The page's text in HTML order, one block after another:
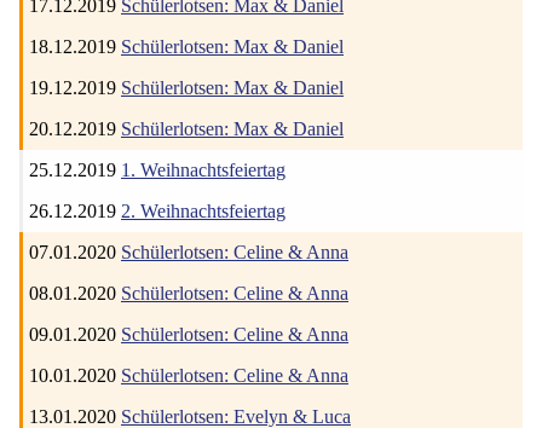
17.12.2019 Schülerlotsen: Max & Daniel
18.12.2019 Schülerlotsen: Max & Daniel
19.12.2019 Schülerlotsen: Max & Daniel
20.12.2019 Schülerlotsen: Max & Daniel
25.12.2019 1. Weihnachtsfeiertag
26.12.2019 2. Weihnachtsfeiertag
07.01.2020 Schülerlotsen: Celine & Anna
08.01.2020 Schülerlotsen: Celine & Anna
09.01.2020 Schülerlotsen: Celine & Anna
10.01.2020 Schülerlotsen: Celine & Anna
13.01.2020 Schülerlotsen: Evelyn & Luca